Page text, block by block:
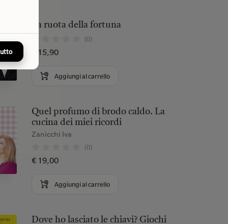
La ruota della fortuna
(0)
€ 15,90
Aggiungi al carrello
Quel profumo di brodo caldo. La
cucina dei miei ricordi
Zanicchi Iva
(0)
€ 19,00
Aggiungi al carrello
Dove ho lasciato le chiavi? Giochi